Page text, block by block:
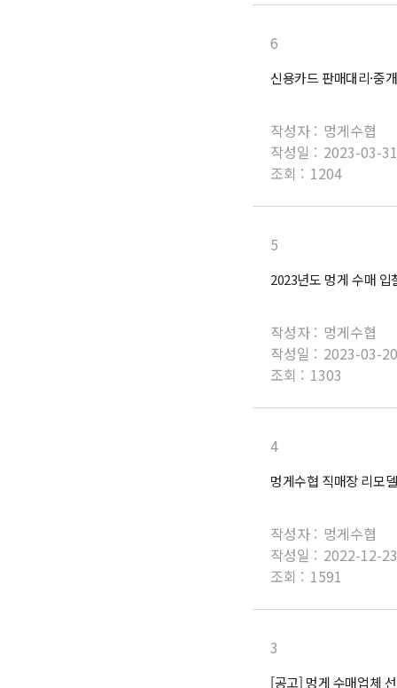
6
신용카드 판매대리·중
작성자 : 멍게수협
작성일 : 2023-03-31
조회 : 1204
5
2023년도 멍게 수매 입
작성자 : 멍게수협
작성일 : 2023-03-20
조회 : 1303
4
멍게수협 직매장 리모
작성자 : 멍게수협
작성일 : 2022-12-23
조회 : 1591
3
[공고] 멍게 수매업체